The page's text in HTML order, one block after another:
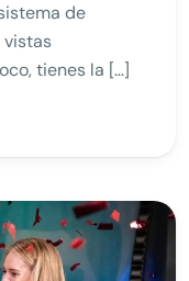
de
vistas
tienes la […]